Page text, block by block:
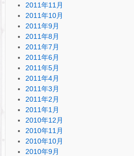
2011年11月
2011年10月
2011年9月
2011年8月
2011年7月
2011年6月
2011年5月
2011年4月
2011年3月
2011年2月
2011年1月
2010年12月
2010年11月
2010年10月
2010年9月